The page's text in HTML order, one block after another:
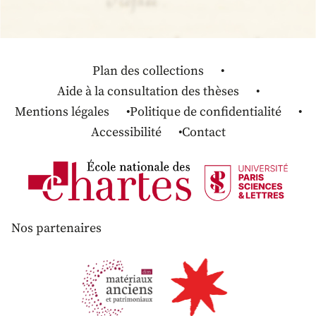
Plan des collections
Aide à la consultation des thèses
Mentions légales
Politique de confidentialité
Accessibilité
Contact
Nos partenaires